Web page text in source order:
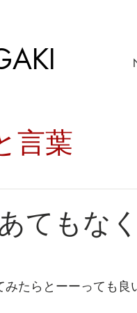
言葉
てもな
たらとーーっても良